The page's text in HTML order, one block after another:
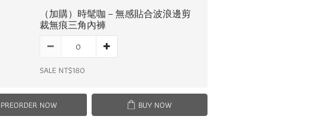
（加購）時髦咖－無感貼合波浪邊剪
裁無痕三角內褲
SALE NT$180
PREORDER NOW BUY NOW